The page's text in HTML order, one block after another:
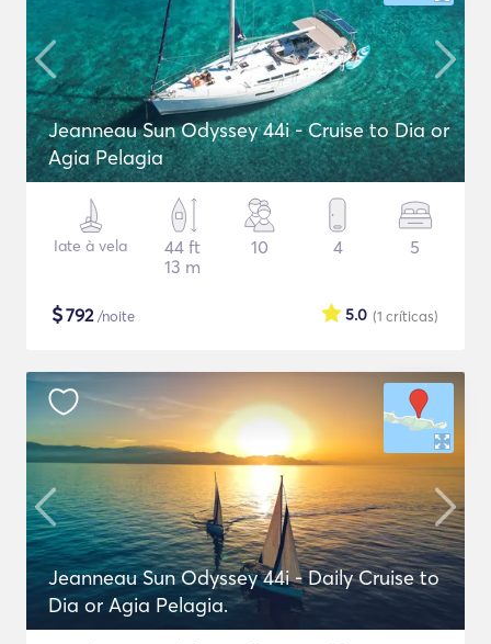
Jeanneau Sun Odyssey 44i - Cruise to Dia or
Agia Pelagia
Iate à vela
44 ft
13 m
10 4 5
$792/noite (1 críticas)
5.0
Jeanneau Sun Odyssey 44i - Daily Cruise to
Dia or Agia Pelagia.